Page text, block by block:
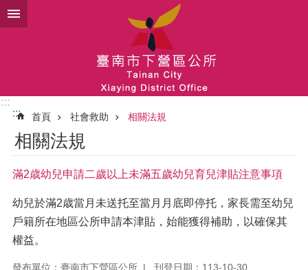
跳到主要內容區塊
:::
:::
首頁 社會救助 相關法規
相關法規
滿2歳幼兒申請二歲以上未滿五歲幼兒育兒津貼注意事項
幼兒於滿2歳當月未送托至當月月底即停托，家長需至幼兒
戶籍所在地區公所申請本津貼，始能獲得補助，以確保其
權益。
發布單位：臺南市下營區公所
刊登日期：113-10-30